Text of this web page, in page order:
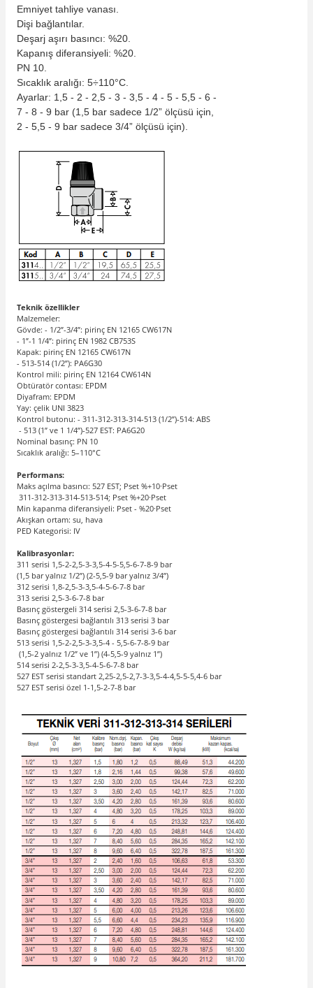
Emniyet tahliye vanası.
Dişi bağlantılar.
Deşarj aşırı basıncı: %20.
Kapanış diferansiyeli: %20.
PN 10.
Sıcaklık aralığı: 5÷110°C.
Ayarlar: 1,5 - 2 - 2,5 - 3 - 3,5 - 4 - 5 - 5,5 - 6 -
7 - 8 - 9 bar (1,5 bar sadece 1/2” ölçüsü için,
2 - 5,5 - 9 bar sadece 3/4” ölçüsü için).
Teknik özellikler
Malzemeler:
Gövde: - 1/2”-3/4”: pirinç EN 12165 CW617N
- 1”-1 1/4”: pirinç EN 1982 CB753S
Kapak: pirinç EN 12165 CW617N
- 513-514 (1/2”): PA6G30
Kontrol mili: pirinç EN 12164 CW614N
Obtüratör contası: EPDM
Diyafram: EPDM
Yay: çelik UNI 3823
Kontrol butonu: - 311-312-313-314-513 (1/2”)-514: ABS
- 513 (1” ve 1 1/4”)-527 EST: PA6G20
Nominal basınç: PN 10
Sıcaklık aralığı: 5–110°C
Performans:
Maks açılma basıncı: 527 EST; Pset %+10·Pset
311-312-313-314-513-514; Pset %+20·Pset
Min kapanma diferansiyeli: Pset - %20·Pset
Akışkan ortam: su, hava
PED Kategorisi: IV
Kalibrasyonlar:
311 serisi 1,5-2-2,5-3-3,5-4-5-5,5-6-7-8-9 bar
(1,5 bar yalnız 1/2”) (2-5,5-9 bar yalnız 3/4”)
312 serisi 1,8-2,5-3-3,5-4-5-6-7-8 bar
313 serisi 2,5-3-6-7-8 bar
Basınç göstergeli 314 serisi 2,5-3-6-7-8 bar
Basınç göstergesi bağlantılı 313 serisi 3 bar
Basınç göstergesi bağlantılı 314 serisi 3-6 bar
513 serisi 1,5-2-2,5-3-3,5-4 - 5,5-6-7-8-9 bar
(1,5-2 yalnız 1/2” ve 1”) (4-5,5-9 yalnız 1”)
514 serisi 2-2,5-3-3,5-4-5-6-7-8 bar
527 EST serisi standart 2,25-2,5-2,7-3-3,5-4-4,5-5-5,4-6 bar
527 EST serisi özel 1-1,5-2-7-8 bar